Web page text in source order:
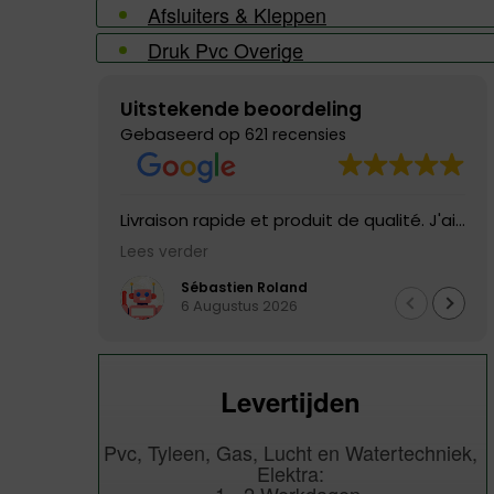
Afsluiters & Kleppen
Druk Pvc Overige
Uitstekende beoordeling
Gebaseerd op 621 recensies
Livraison rapide et produit de qualité. J'ai
eu un défaut dans le tuyau livré, il a été
Je n'hésiterai pas à recommander
Lees verder
Sébastien Roland
6 Augustus 2026
Levertijden
Pvc, Tyleen, Gas, Lucht en Watertechniek,
Elektra: